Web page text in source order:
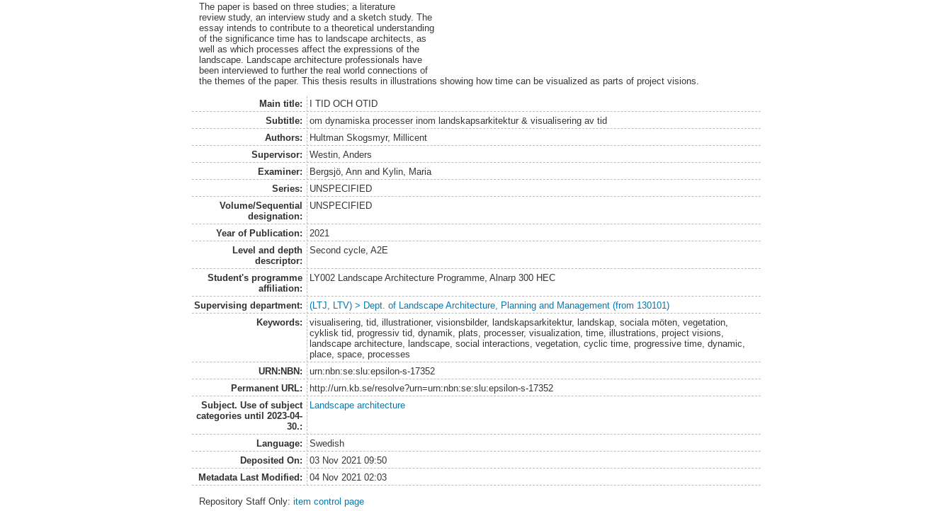
The paper is based on three studies; a literature
review study, an interview study and a sketch study. The
essay intends to contribute to a theoretical understanding
of the significance time has to landscape architects, as
well as which processes affect the expressions of the
landscape. Landscape architecture professionals have
been interviewed to further the real world connections of
the themes of the paper. This thesis results in illustrations showing how time can be visualized as parts of project visions.
Main title:
I TID OCH OTID
Subtitle:
om dynamiska processer inom landskapsarkitektur & visualisering av tid
Authors:
Hultman Skogsmyr, Millicent
Supervisor:
Westin, Anders
Examiner:
Bergsjö, Annand Kylin, Maria
Series:
UNSPECIFIED
Volume/Sequential
designation:
UNSPECIFIED
Year of Publication:
2021
Level and depth
descriptor:
Second cycle, A2E
Student's programme
affiliation:
LY002 Landscape Architecture Programme, Alnarp 300 HEC
Supervising department:
(LTJ, LTV) > Dept. of Landscape Architecture, Planning and Management (from 130101)
Keywords:
visualisering, tid, illustrationer, visionsbilder, landskapsarkitektur, landskap, sociala möten, vegetation,
cyklisk tid, progressiv tid, dynamik, plats, processer, visualization, time, illustrations, project visions,
landscape architecture, landscape, social interactions, vegetation, cyclic time, progressive time, dynamic,
place, space, processes
URN:NBN:
urn:nbn:se:slu:epsilon-s-17352
Permanent URL:
http://urn.kb.se/resolve?urn=urn:nbn:se:slu:epsilon-s-17352
Subject. Use of subject
categories until 2023-04-
30.:
Landscape architecture
Language:
Swedish
Deposited On:
03 Nov 2021 09:50
Metadata Last Modified:
04 Nov 2021 02:03
Repository Staff Only:item control page